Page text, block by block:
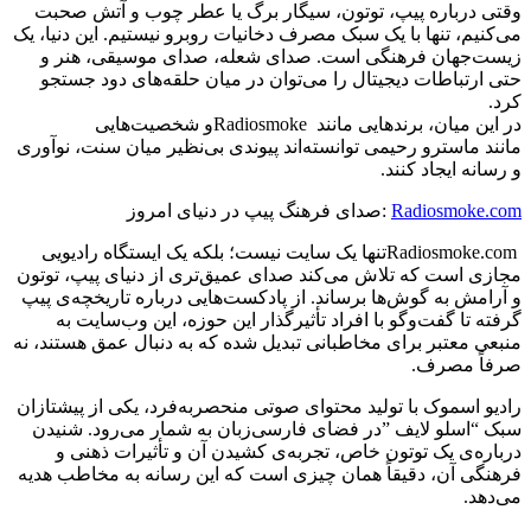
وقتی درباره پیپ، توتون، سیگار برگ یا عطر چوب و آتش صحبت
می‌کنیم، تنها با یک سبک مصرف دخانیات روبرو نیستیم. این دنیا، یک
زیست‌جهان فرهنگی است. صدای شعله، صدای موسیقی، هنر و
حتی ارتباطات دیجیتال را می‌توان در میان حلقه‌های دود جستجو
کرد.
در این میان، برندهایی مانند Radiosmokeو شخصیت‌هایی
مانند ماسترو رحیمی توانسته‌اند پیوندی بی‌نظیر میان سنت، نوآوری
و رسانه ایجاد کنند.
Radiosmoke.com
:صدای فرهنگ پیپ در دنیای امروز
Radiosmoke.comتنها یک سایت نیست؛ بلکه یک ایستگاه رادیویی
مجازی است که تلاش می‌کند صدای عمیق‌تری از دنیای پیپ، توتون
و آرامش به گوش‌ها برساند. از پادکست‌هایی درباره تاریخچه‌ی پیپ
گرفته تا گفت‌وگو با افراد تأثیرگذار این حوزه، این وب‌سایت به
منبعی معتبر برای مخاطبانی تبدیل شده که به دنبال عمق هستند، نه
صرفاً مصرف.
رادیو اسموک با تولید محتوای صوتی منحصربه‌فرد، یکی از پیشتازان
سبک “اسلو لایف ”در فضای فارسی‌زبان به شمار می‌رود. شنیدن
درباره‌ی یک توتون خاص، تجربه‌ی کشیدن آن و تأثیرات ذهنی و
فرهنگی آن، دقیقاً همان چیزی است که این رسانه به مخاطب هدیه
می‌دهد.